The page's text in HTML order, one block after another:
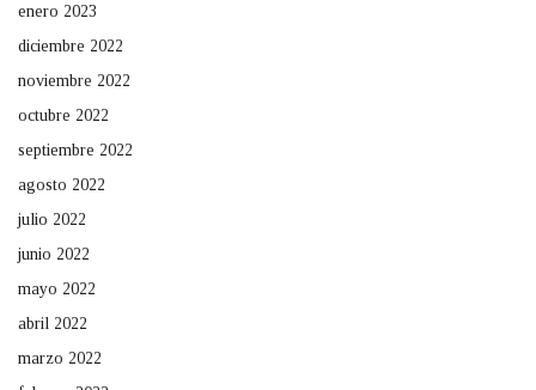
enero 2023
diciembre 2022
noviembre 2022
octubre 2022
septiembre 2022
agosto 2022
julio 2022
junio 2022
mayo 2022
abril 2022
marzo 2022